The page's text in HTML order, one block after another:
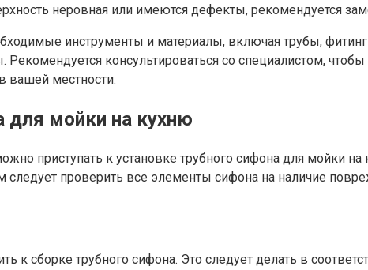
неровная или имеются дефекты, рекомендуется
инструменты и материалы, включая трубы,
консультироваться со специалистом,
вашей местности.
для мойки на кухню
приступать к установке трубного сифона для мойки
следует проверить все элементы сифона на наличие
к сборке трубного сифона. Это следует делать в